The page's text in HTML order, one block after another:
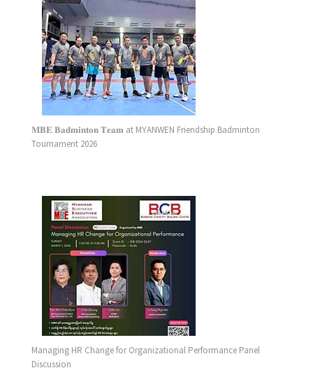
𝐌𝐁𝐄 𝐁𝐚𝐝𝐦𝐢𝐧𝐭𝐨𝐧 𝐓𝐞𝐚𝐦 at MYANWEN Friendship Badminton
Tournament 2026
Managing HR Change for Organizational Performance Panel
Discussion